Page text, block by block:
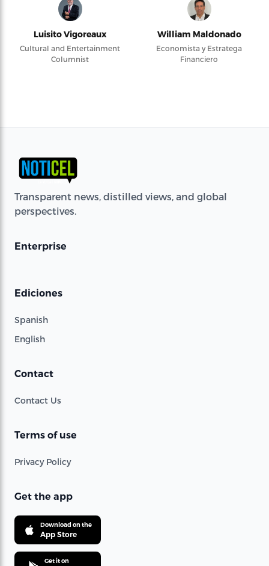
Luisito Vigoreaux
Cultural and Entertainment
Columnist
William Maldonado
Economista y Estratega
Financiero
Transparent news, distilled views, and global
perspectives.
Enterprise
Ediciones
Spanish
English
Contact
Contact Us
Terms of use
Privacy Policy
Get the app
Download on the
App Store
Get it on